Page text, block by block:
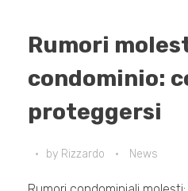
Rumori
condominio:
proteggersi
by Rizzardo News